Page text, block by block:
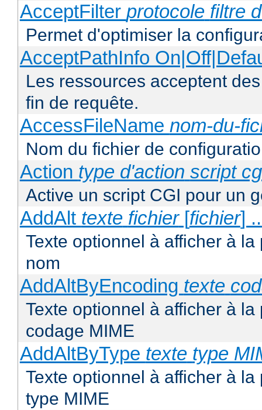
AcceptFilter protocole filtre
Permet d'optimiser la
AcceptPathInfo
Les ressources acceptent
fin de requête.
AccessFileName nom-du-
Nom du fichier de
Action type d'action script
Active un script CGI pour un
AddAlt texte fichier[fichier]
Texte optionnel à afficher à
nom
AddAltByEncoding texte
Texte optionnel à afficher à
codage MIME
AddAltByType texte type
Texte optionnel à afficher à
type MIME